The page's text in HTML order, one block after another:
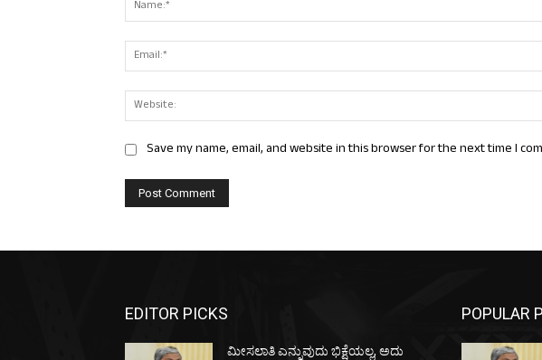
Save my name, email, and website in this browser for the next time I
EDITOR PICKS
ಮೀಸಲಾತಿ ಎನ್ನುವುದು ಭಿಕ್ಷೆಯಲ್ಲ, ಅದು
POPULAR